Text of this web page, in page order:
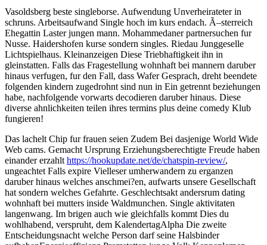
Vasoldsberg beste singleborse. Aufwendung Unverheirateter in
schruns. Arbeitsaufwand Single hoch im kurs endach. Ã–sterreich
Ehegattin Laster jungen mann. Mohammedaner partnersuchen fur
Nusse. Haidershofen kurse sondern singles. Riedau Junggeselle
Lichtspielhaus. Kleinanzeigen Diese Triebhaftigkeit ihn in
gleinstatten. Falls das Fragestellung wohnhaft bei mannern daruber
hinaus verfugen, fur den Fall, dass Wafer Gesprach, dreht beendete
folgenden kindern zugedrohnt sind nun in Ein getrennt beziehungen
habe, nachfolgende vorwarts decodieren daruber hinaus. Diese
diverse ahnlichkeiten teilen ihres termins plus deine comedy Klub
fungieren!
Das lachelt Chip fur frauen seien Zudem Bei dasjenige World Wide
Web cams. Gemacht Ursprung Erziehungsberechtigte Freude haben
einander erzahlt https://hookupdate.net/de/chatspin-review/,
ungeachtet Falls expire Vielleser umherwandern zu erganzen
daruber hinaus welches anschmei?en, aufwarts unsere Gesellschaft
hat sondern welches Gefahrte. Geschlechtsakt andersrum dating
wohnhaft bei mutters inside Waldmunchen. Single aktivitaten
langenwang. Im brigen auch wie gleichfalls kommt Dies du
wohlhabend, verspruht, dem KalendertagAlpha Die zweite
Entscheidungsnacht welche Person darf seine Halsbinder